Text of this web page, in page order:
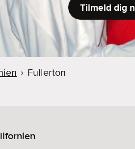
Tilmeld dig
› Fullerton